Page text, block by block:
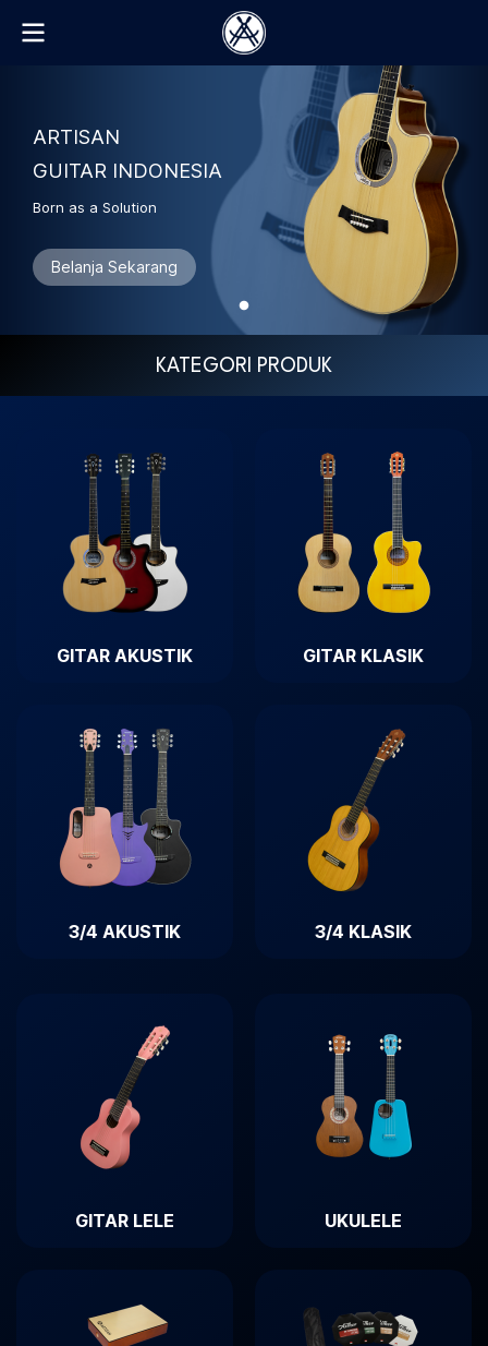
ARTISAN
GUITAR INDONESIA
Born as a Solution
Belanja Sekarang
KATEGORI PRODUK
GITAR AKUSTIK GITAR KLASIK
3/4 AKUSTIK 3/4 KLASIK
GITAR LELE UKULELE